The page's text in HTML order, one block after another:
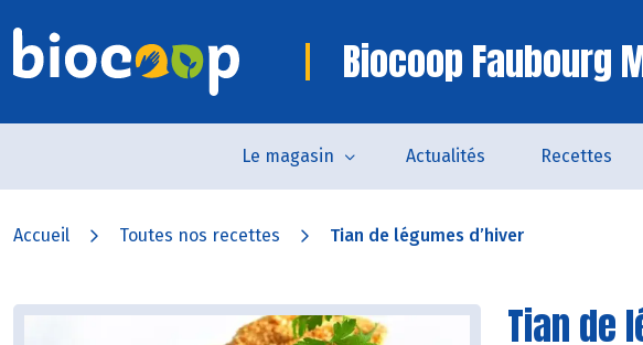
Biocoop Faubourg
Le magasin Actualités Recettes
Accueil Toutes nos recettes Tian de légumes d’hiver
Tian de